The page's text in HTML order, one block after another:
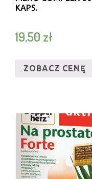
KAPS.
19,50 zł
ZOBACZ CENĘ